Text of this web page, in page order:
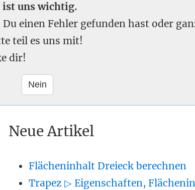
uns wichtig.
einen Fehler gefunden hast oder
teil es uns mit!
dir!
Neue Artikel
Flächeninhalt Dreieck berechnen
Trapez ▷ Eigenschaften,